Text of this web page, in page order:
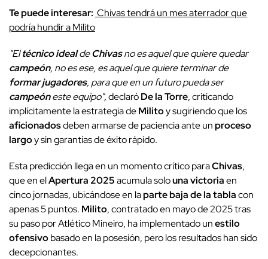
Te puede interesar: Chivas tendrá un mes aterrador que
podría hundir a Milito
"Eltécnico idealdeChivasno es aquel que quiere quedar
campeón, no es ese, es aquel que quiere terminar de
formar jugadores, para que en un futuro pueda ser
campeóneste equipo",declaróDe la Torre, criticando
implícitamente la estrategia deMilitoy sugiriendo que los
aficionadosdeben armarse de paciencia ante unproceso
largoy sin garantías de éxito rápido.
Esta predicción llega en un momento crítico paraChivas,
que en elApertura 2025acumula solouna victoriaen
cinco jornadas, ubicándose en laparte baja de la tablacon
apenas 5 puntos. Milito, contratado en mayo de 2025 tras
su paso por Atlético Mineiro, ha implementado unestilo
ofensivobasado en la posesión, pero los resultados han sido
decepcionantes.